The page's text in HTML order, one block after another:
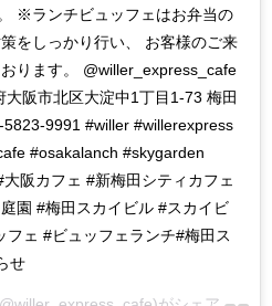
※ランチビュッフェはお弁当の
をしっかり行い、 お客様のご来
ります。 @willer_express_cafe
阪市北区大淀中1丁目1-73 梅田
9991 #willer #willerexpress
#osakalanch #skygarden
阪カフェ #新梅田シティカフェ
園 #梅田スカイビル #スカイビ
フェ #ビュッフェランチ#梅田ス
せ